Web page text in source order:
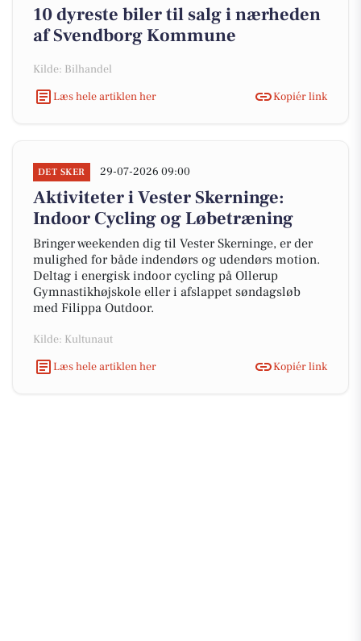
10 dyreste biler til salg i nærheden
af Svendborg Kommune
Kilde: Bilhandel
Læs hele artiklen her
Kopiér link
DET SKER 29-07-2026 09:00
Aktiviteter i Vester Skerninge:
Indoor Cycling og Løbetræning
Bringer weekenden dig til Vester Skerninge, er der
mulighed for både indendørs og udendørs motion.
Deltag i energisk indoor cycling på Ollerup
Gymnastikhøjskole eller i afslappet søndagsløb
med Filippa Outdoor.
Kilde: Kultunaut
Læs hele artiklen her
Kopiér link